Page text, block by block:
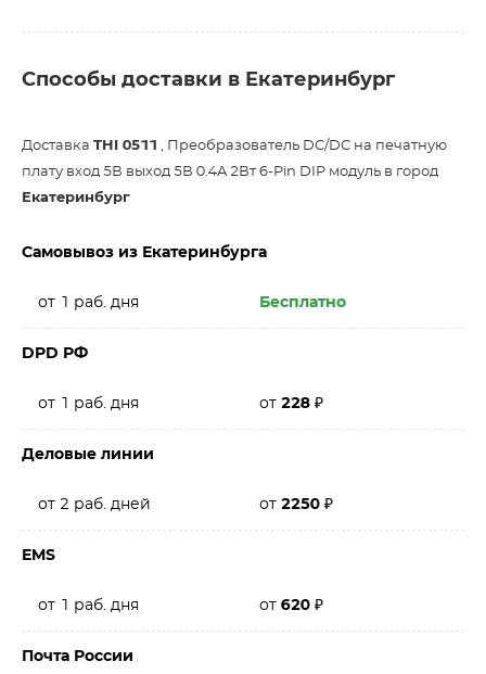
Способы доставки в Екатеринбург
Доставка THI 0511 , Преобразователь DC/DC на печатную
плату вход 5В выход 5В 0.4A 2Вт 6-Pin DIP модуль в город
Екатеринбург
Самовывоз из Екатеринбурга
от 1 раб. дня Бесплатно
DPD РФ
от 1 раб. дня от 228 ₽
Деловые линии
от 2 раб. дней от 2250 ₽
EMS
от 1 раб. дня от 620 ₽
Почта России